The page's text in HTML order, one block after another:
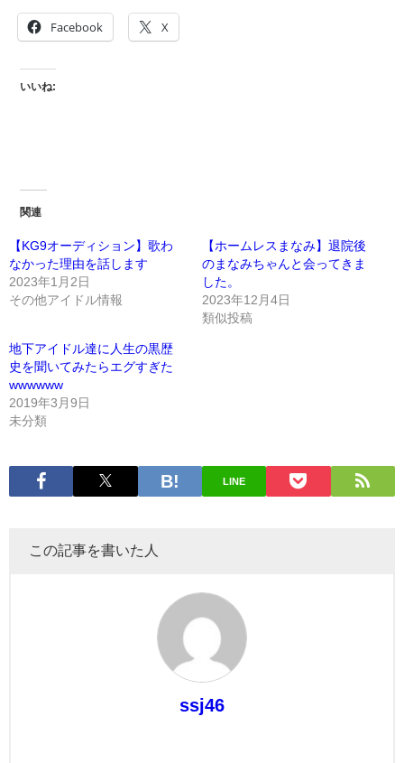
Facebook X
いいね:
関連
【KG9オーディション】歌わ
なかった理由を話します
2023年1月2日
その他アイドル情報
【ホームレスまなみ】退院後
のまなみちゃんと会ってきま
した。
2023年12月4日
類似投稿
地下アイドル達に人生の黒歴
史を聞いてみたらエグすぎた
wwwwww
2019年3月9日
未分類
LINE
この記事を書いた人
ssj46